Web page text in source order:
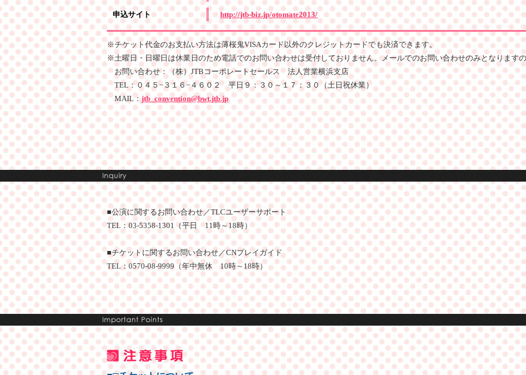
申込サイト http://jtb-biz.jp/otomate2013/
※チケット代金のお支払い方法は薄桜鬼VISAカード以外のクレジットカードでも決済できます。
※土曜日・日曜日は休業日のため電話でのお問い合わせは受付しておりません。メールでのお問い合わせのみとなります
お問い合わせ：（株）JTBコーポレートセールス 法人営業横浜支店
TEL：０４５−３１６−４６０２ 平日９：３０～１７：３０（土日祝休業）
MAIL：jtb_convention@bwt.jtb.jp
■公演に関するお問い合わせ／TLCユーザーサポート
TEL：03-5358-1301（平日 11時～18時）
■チケットに関するお問い合わせ／CNプレイガイド
TEL：0570-08-9999（年中無休 10時～18時）